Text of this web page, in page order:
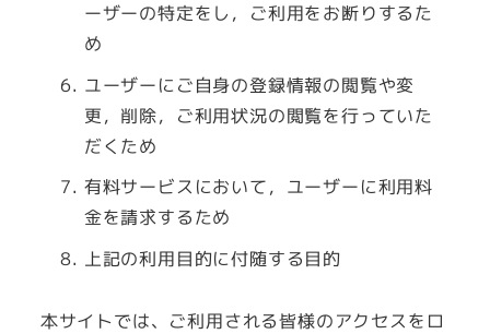
ーザーの特定をし，ご利用をお断りするた
め
ユーザーにご自身の登録情報の閲覧や変
更，削除，ご利用状況の閲覧を行っていた
だくため
有料サービスにおいて，ユーザーに利用料
金を請求するため
上記の利用目的に付随する目的
本サイトでは、ご利用される皆様のアクセスをロ